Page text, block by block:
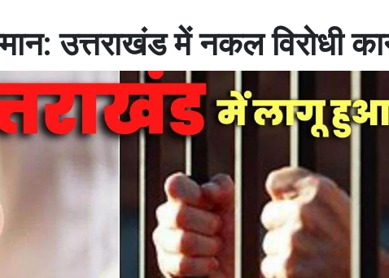
उत्तराखंड में नकल विरोधी